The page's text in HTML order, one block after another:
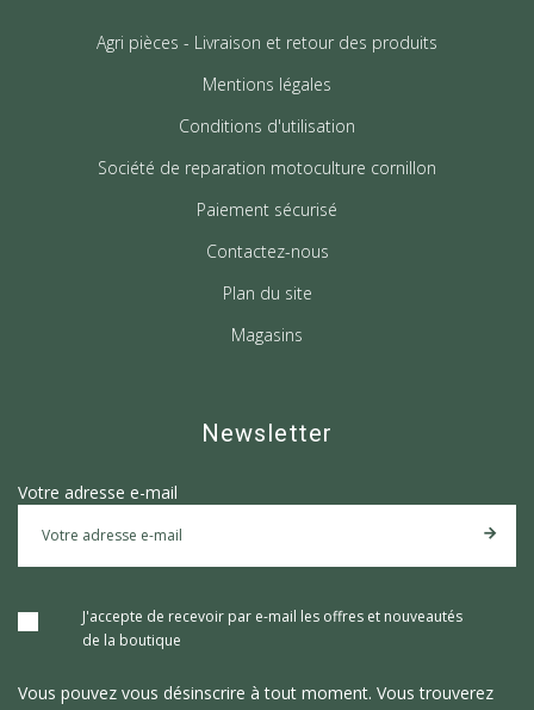
Agri pièces - Livraison et retour des produits
Mentions légales
Conditions d'utilisation
Société de reparation motoculture cornillon
Paiement sécurisé
Contactez-nous
Plan du site
Magasins
Newsletter
Votre adresse e-mail
J'accepte de recevoir par e-mail les offres et nouveautés
de la boutique
Vous pouvez vous désinscrire à tout moment. Vous trouverez